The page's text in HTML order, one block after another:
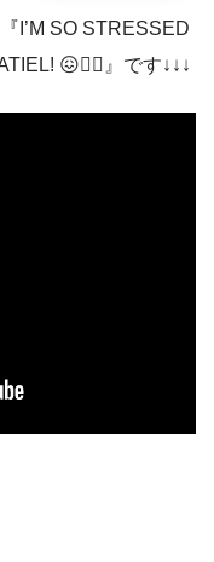
I’M SO STRESSED
😖🤷‍♀️』です↓↓↓